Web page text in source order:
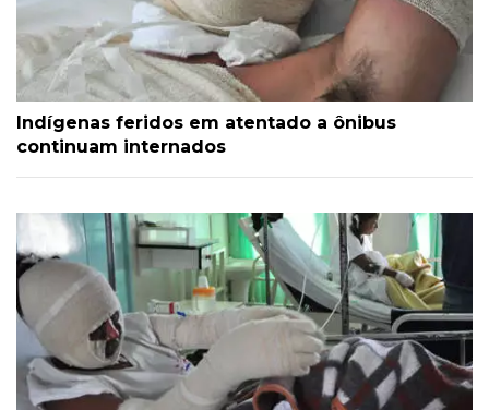
Indígenas feridos em atentado a ônibus
continuam internados